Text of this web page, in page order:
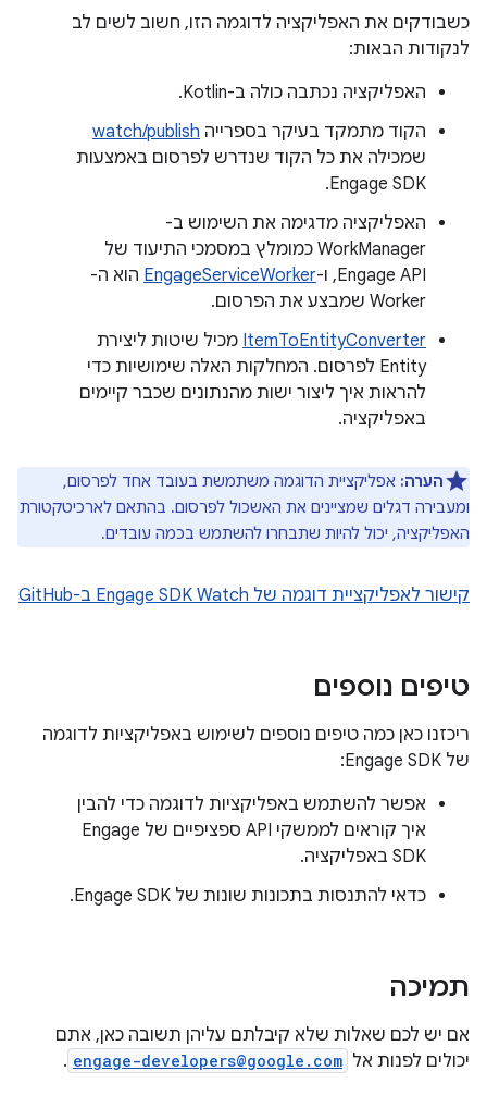
כשבודקים את האפליקציה לדוגמה הזו, חשוב לשים לב
לנקודות הבאות:
האפליקציה נכתבה כולה ב-Kotlin.
הקוד מתמקד בעיקר בספרייה watch/publish
שמכילה את כל הקוד שנדרש לפרסום באמצעות
Engage SDK.
האפליקציה מדגימה את השימוש ב-
WorkManager כמומלץ במסמכי התיעוד של
Engage API, ו-
EngageServiceWorker הוא ה-
Worker שמבצע את הפרסום.
ItemToEntityConverter מכיל שיטות ליצירת
Entity לפרסום. המחלקות האלה שימושיות כדי
להראות איך ליצור ישות מהנתונים שכבר קיימים
באפליקציה.
הערה: אפליקציית הדוגמה משתמשת בעובד אחד לפרסום,
ומעבירה דגלים שמציינים את האשכול לפרסום. בהתאם לארכיטקטורת
האפליקציה, יכול להיות שתבחרו להשתמש בכמה עובדים.
קישור לאפליקציית דוגמה של Engage SDK Watch ב-GitHub
טיפים נוספים
ריכזנו כאן כמה טיפים נוספים לשימוש באפליקציות לדוגמה
של Engage SDK:
אפשר להשתמש באפליקציות לדוגמה כדי להבין
איך קוראים לממשקי API ספציפיים של Engage
SDK באפליקציה.
כדאי להתנסות בתכונות שונות של Engage SDK.
תמיכה
אם יש לכם שאלות שלא קיבלתם עליהן תשובה כאן, אתם
יכולים לפנות אל engage-developers@google.com
.